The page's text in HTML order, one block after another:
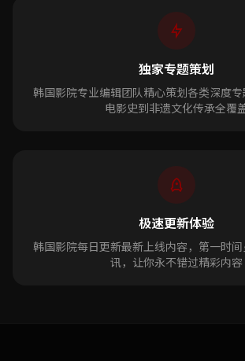
独家专题策划
韩国影院专业编辑团队精心策划各类深度
电影史到非遗文化传承全覆
极速更新体验
韩国影院每日更新最新上线内容，第一时
讯，让你永不错过精彩内容